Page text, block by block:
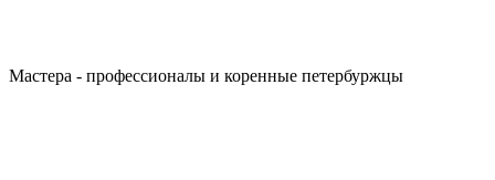
Мастера - профессионалы и коренные петербуржцы